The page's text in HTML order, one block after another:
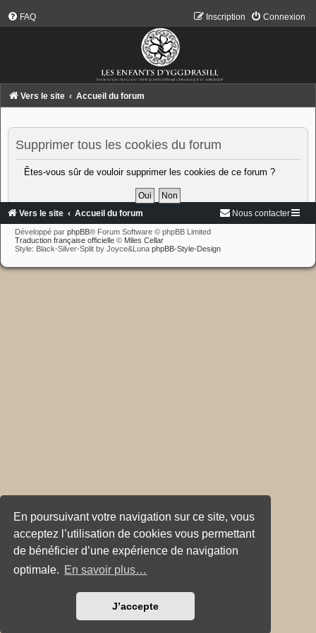
En poursuivant votre navigation sur ce site, vous
acceptez l’utilisation de cookies vous permettant
de bénéficier d’une expérience de navigation
optimale. En savoir plus…
J’accepte
FAQ Connexion
Inscription
Vers le site Accueil du forum
Supprimer tous les cookies du forum
Êtes-vous sûr de vouloir supprimer les cookies de ce forum ?
Vers le site Accueil du forum Nous contacter
Développé par phpBB® Forum Software © phpBB Limited
Traduction française officielle © Miles Cellar
Style: Black-Silver-Split by Joyce&Luna phpBB-Style-Design